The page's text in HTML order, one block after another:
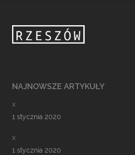
NAJNOWSZE ARTYKUŁY
x
1 stycznia 2020
x
1 stycznia 2020